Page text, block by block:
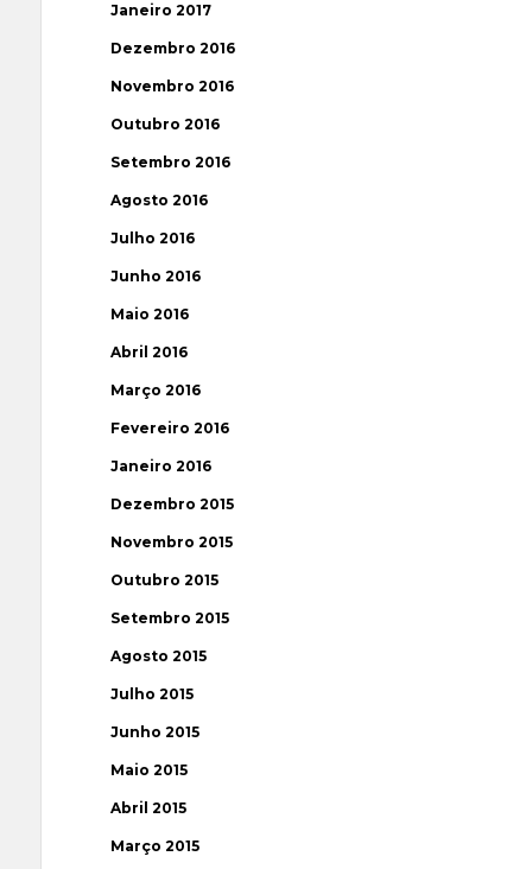
Janeiro 2017
Dezembro 2016
Novembro 2016
Outubro 2016
Setembro 2016
Agosto 2016
Julho 2016
Junho 2016
Maio 2016
Abril 2016
Março 2016
Fevereiro 2016
Janeiro 2016
Dezembro 2015
Novembro 2015
Outubro 2015
Setembro 2015
Agosto 2015
Julho 2015
Junho 2015
Maio 2015
Abril 2015
Março 2015